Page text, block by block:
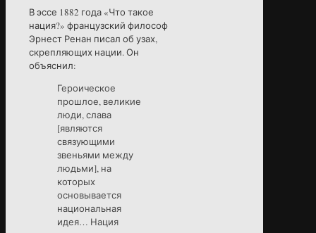
В эссе 1882 года «Что такое
нация?» французский философ
Эрнест Ренан писал об узах,
скрепляющих нации. Он
объяснил:
Героическое
прошлое, великие
люди, слава
[являются
связующими
звеньями между
людьми], на
которых
основывается
национальная
идея… Нация